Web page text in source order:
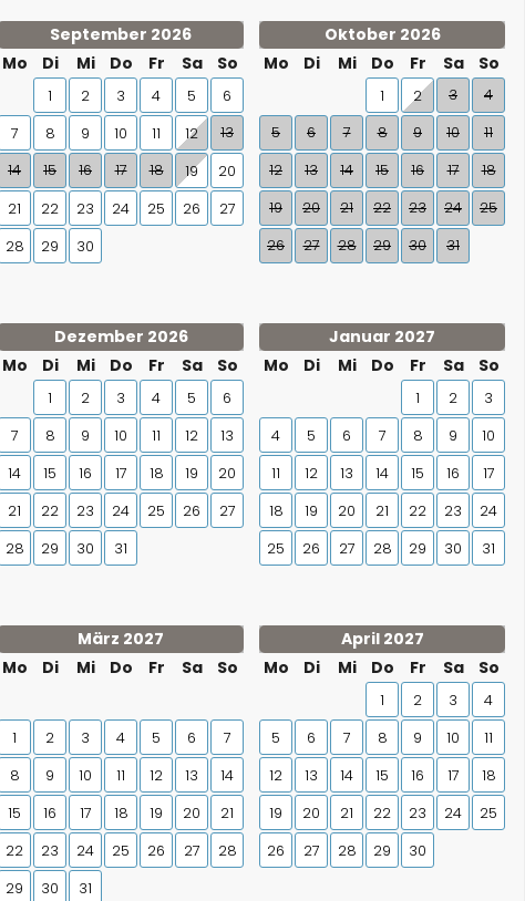
September 2026
Mo
Di Mi Do Fr Sa So
1 2 3 4 5
6
7
8 9 10 11 12
13
14
15 16 17 18 19
20
21
22 23 24 25 26
27
28
29 30
Oktober 2026
Mo
Di Mi Do Fr Sa So
1 2 3
4
5
6 7 8 9 10
11
12
13 14 15 16 17
18
19
20 21 22 23 24
25
26
27 28 29 30 31
Dezember 2026
Mo
Di Mi Do Fr Sa So
1 2 3 4 5
6
7
8 9 10 11 12
13
14
15 16 17 18 19
20
21
22 23 24 25 26
27
28
29 30 31
Januar 2027
Mo
Di Mi Do Fr Sa So
1 2
3
4
5 6 7 8 9
10
11
12 13 14 15 16
17
18
19 20 21 22 23
24
25
26 27 28 29 30 31
März 2027
Mo
Di Mi Do Fr Sa So
1 2 3 4 5 6
7
8
9 10 11 12 13
14
15
16 17 18 19 20
21
22
23 24 25 26 27
28
29
30 31
April 2027
Mo
Di Mi Do Fr Sa So
1 2 3
4
5
6 7 8 9 10
11
12
13 14 15 16 17
18
19
20 21 22 23 24
25
26
27 28 29 30